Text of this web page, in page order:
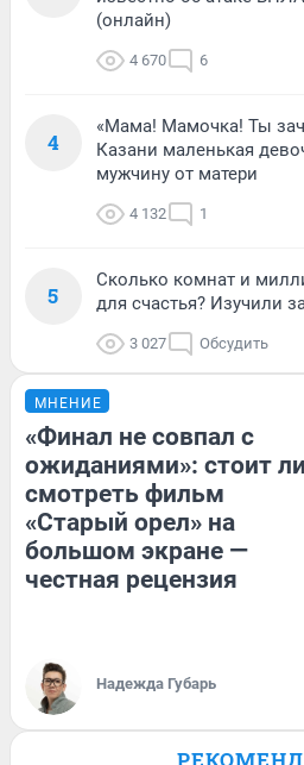
(онлайн)
4 670 6
4
«Мама! Мамочка! Ты
Казани маленькая
мужчину от матери
4 132 1
5
Сколько комнат и
для счастья? Изучили
3 027 Обсудить
МНЕНИЕ
«Финал не совпал с
ожиданиями»: стоит ли
смотреть фильм
«Старый орел» на
большом экране —
честная рецензия
Надежда Губарь